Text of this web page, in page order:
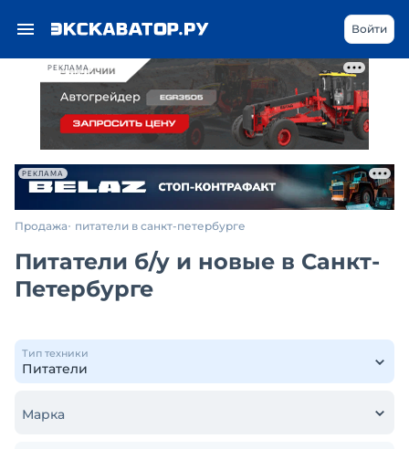
РЕКЛАМА
Войти
РЕКЛАМА
Продажа питатели в санкт-петербурге
Питатели б/у и новые в Санкт-
Петербурге
Тип техники
Марка